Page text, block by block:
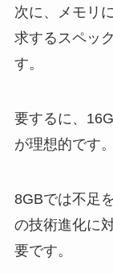
次に、メモリ
求するスペッ
す。
要するに、
が理想的です。
8GBでは不足
の技術進化に
要です。